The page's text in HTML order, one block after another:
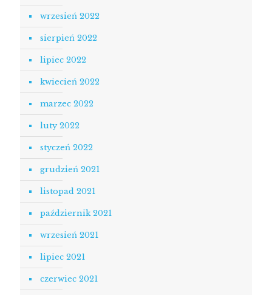
wrzesień 2022
sierpień 2022
lipiec 2022
kwiecień 2022
marzec 2022
luty 2022
styczeń 2022
grudzień 2021
listopad 2021
październik 2021
wrzesień 2021
lipiec 2021
czerwiec 2021